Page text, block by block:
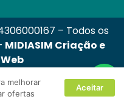
melhorar
ofertas
Aceitar
– Todos os
MIDIASIM Criação e